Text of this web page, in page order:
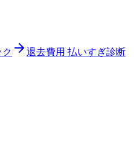
退去費用 払いすぎ診断